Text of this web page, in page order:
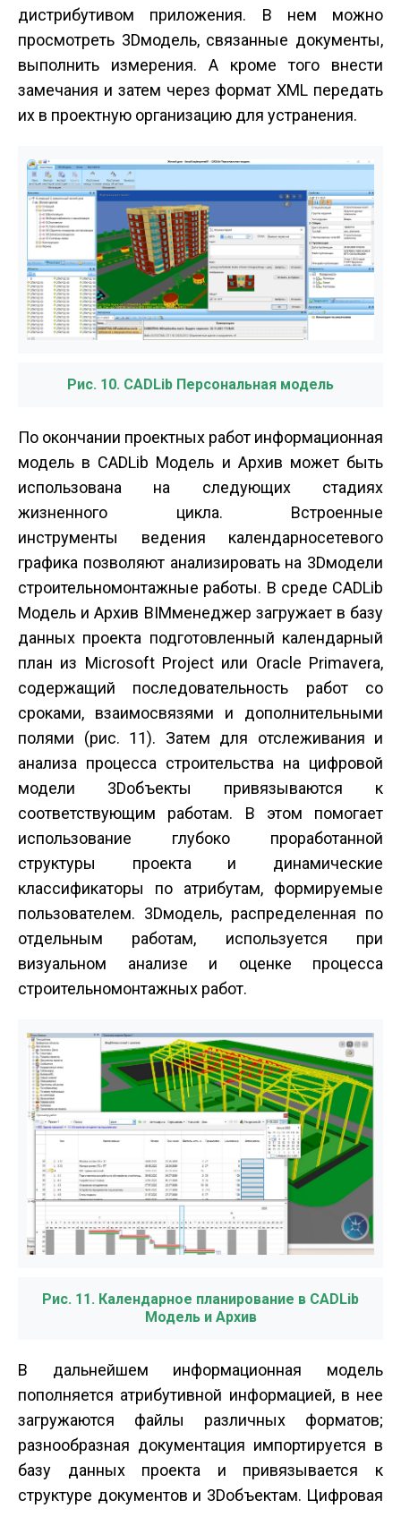
дистрибутивом приложения. В нем можно
просмотреть 3D­модель, связанные документы,
выполнить измерения. А кроме того внести
замечания и затем через формат XML передать
их в проектную организацию для устранения.
Рис. 10. CADLib Персональная модель
По окончании проектных работ информационная
модель в CADLib Модель и Архив может быть
использована на следующих стадиях
жизненного цикла. Встроенные
инструменты ведения календарно­сетевого
графика позволяют анализировать на 3D­модели
строительно­монтажные работы. В среде CADLib
Модель и Архив BIM­менеджер загружает в базу
данных проекта подготовленный календарный
план из Microsoft Project или Oracle Primavera,
содержащий последовательность работ со
сроками, взаимосвязями и дополнительными
полями (рис. 11). Затем для отслеживания и
анализа процесса строительства на цифровой
модели 3D­объекты привязываются к
соответствующим работам. В этом помогает
использование глубоко проработанной
структуры проекта и динамические
классификаторы по атрибутам, формируемые
пользователем. 3D­модель, распределенная по
отдельным работам, используется при
визуальном анализе и оценке процесса
строительно­монтажных работ.
Рис. 11. Календарное планирование в CADLib
Модель и Архив
В дальнейшем информационная модель
пополняется атрибутивной информацией, в нее
загружаются файлы различных форматов;
разнообразная документация импортируется в
базу данных проекта и привязывается к
структуре документов и 3D­объектам. Цифровая